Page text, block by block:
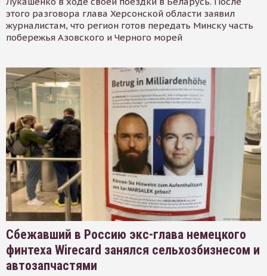
этого разговора глава Херсонской области заявил
журналистам, что регион готов передать Минску часть
побережья Азовского и Черного морей
Сбежавший в Россию экс-глава немецкого
финтеха Wirecard занялся сельхозбизнесом и
автозапчастями